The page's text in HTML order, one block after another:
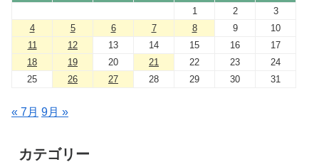
1
2
3
4
5 6 7 8 9
10
11
12 13 14 15 16
17
18
19 20 21 22 23
24
25
26 27 28 29 30 31
« 7月 9月 »
カテゴリー